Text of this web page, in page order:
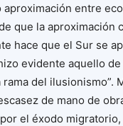
aproximación entre
que la aproximación
hace que el Sur se
evidente aquello de
del ilusionismo”.
de mano de
el éxodo